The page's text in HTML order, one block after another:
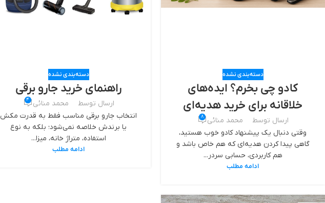
دسته‌بندی نشده
کادو چی بخرم؟ ایده‌های
خلاقانه برای خرید هدیه‌ای
خاص و به یادماندنی
ارسال توسط محمد منائی 8
وقتی دنبال یک پیشنهاد کادو خوب هستید،
گاهی پیدا کردن هدیه‌ای که هم خاص باشد و
هم کاربردی، حسابی سردر...
ادامه مطلب
دسته‌بندی نشده
راهنمای خرید جارو برقی
ارسال توسط محمد منائی 4
انتخاب جارو برقی مناسب فقط به قدرت مکش
یا برندش خلاصه نمی‌شود؛ بلکه به نوع
استفاده، متراژ خانه، میزا...
ادامه مطلب